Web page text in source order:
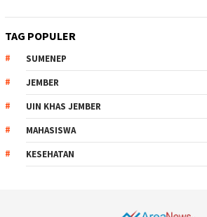
TAG POPULER
SUMENEP
JEMBER
UIN KHAS JEMBER
MAHASISWA
KESEHATAN